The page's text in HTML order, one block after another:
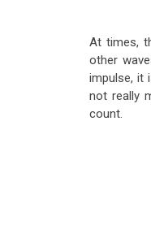
At times,
other
impulse, it
not really
count.